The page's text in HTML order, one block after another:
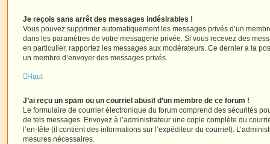
Je reçois sans arrêt des messages indésirables !
Vous pouvez supprimer automatiquement les messages privés d’un
dans les paramètres de votre messagerie privée. Si vous recevez des
en particulier, rapportez les messages aux modérateurs. Ce dernier a la
un membre d’envoyer des messages privés.
Haut
J’ai reçu un spam ou un courriel abusif d’un membre de ce forum !
Le formulaire de courrier électronique du forum comprend des sécurités
de tels messages. Envoyez à l’administrateur une copie complète du
l’en-tête (il contient des informations sur l’expéditeur du courriel).
mesures nécessaires.